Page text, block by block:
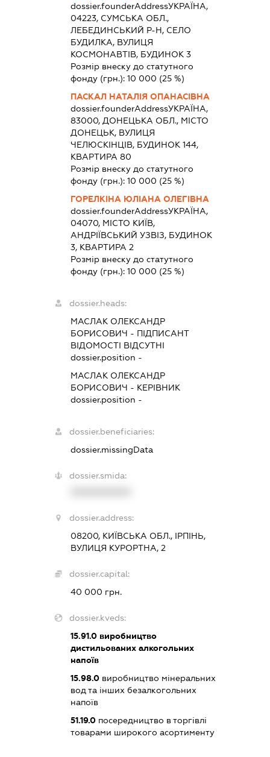
dossier.founderAddressУКРАЇНА,
04223, СУМСЬКА ОБЛ.,
ЛЕБЕДИНСЬКИЙ Р-Н, СЕЛО
БУДИЛКА, ВУЛИЦЯ
КОСМОНАВТІВ, БУДИНОК 3
Розмір внеску до статутного
фонду (грн.): 10 000 (25 %)
ПАСКАЛ НАТАЛІЯ ОПАНАСІВНА
dossier.founderAddressУКРАЇНА,
83000, ДОНЕЦЬКА ОБЛ., МІСТО
ДОНЕЦЬК, ВУЛИЦЯ
ЧЕЛЮСКІНЦІВ, БУДИНОК 144,
КВАРТИРА 80
Розмір внеску до статутного
фонду (грн.): 10 000 (25 %)
ГОРЕЛКІНА ЮЛІАНА ОЛЕГІВНА
dossier.founderAddressУКРАЇНА,
04070, МІСТО КИЇВ,
АНДРІЇВСЬКИЙ УЗВІЗ, БУДИНОК
3, КВАРТИРА 2
Розмір внеску до статутного
фонду (грн.): 10 000 (25 %)
dossier.heads:
МАСЛАК ОЛЕКСАНДР
БОРИСОВИЧ - ПІДПИСАНТ
ВІДОМОСТІ ВІДСУТНІ
dossier.position -
МАСЛАК ОЛЕКСАНДР
БОРИСОВИЧ - КЕРІВНИК
dossier.position -
dossier.beneficiaries:
dossier.missingData
dossier.smida:
dossier.address:
08200, КИЇВСЬКА ОБЛ., ІРПІНЬ,
ВУЛИЦЯ КУРОРТНА, 2
dossier.capital:
40 000 грн.
dossier.kveds:
15.91.0виробництво
дистильованих алкогольних
напоїв
15.98.0виробництво мінеральних
вод та інших безалкогольних
напоїв
51.19.0посередництво в торгівлі
товарами широкого асортименту